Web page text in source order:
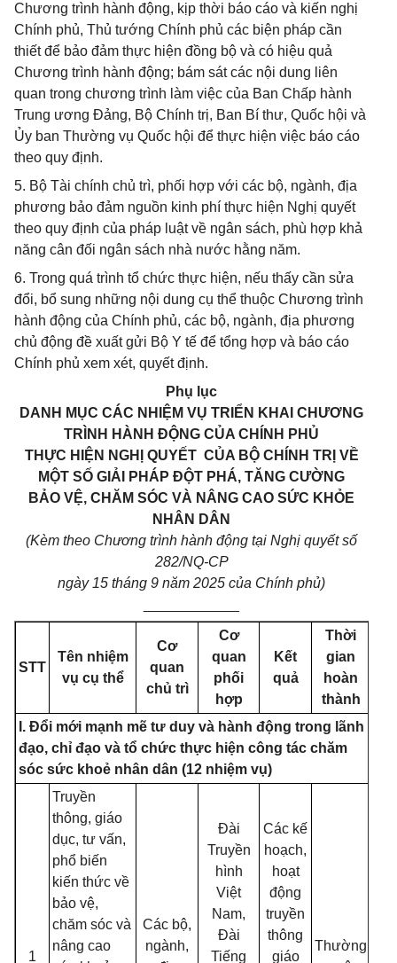
Chương trình hành động, kịp thời báo cáo và kiến nghị
Chính phủ, Thủ tướng Chính phủ các biện pháp cần
thiết để bảo đảm thực hiện đồng bộ và có hiệu quả
Chương trình hành động; bám sát các nội dung liên
quan trong chương trình làm việc của Ban Chấp hành
Trung ương Đảng, Bộ Chính trị, Ban Bí thư, Quốc hội và
Ủy ban Thường vụ Quốc hội để thực hiện việc báo cáo
theo quy định.
5. Bộ Tài chính chủ trì, phối hợp với các bộ, ngành, địa
phương bảo đảm nguồn kinh phí thực hiện Nghị quyết
theo quy định của pháp luật về ngân sách, phù hợp khả
năng cân đối ngân sách nhà nước hằng năm.
6. Trong quá trình tổ chức thực hiện, nếu thấy cần sửa
đổi, bổ sung những nội dung cụ thể thuộc Chương trình
hành động của Chính phủ, các bộ, ngành, địa phương
chủ động đề xuất gửi Bộ Y tế để tổng hợp và báo cáo
Chính phủ xem xét, quyết định.
Phụ lục
DANH MỤC CÁC NHIỆM VỤ TRIỂN KHAI CHƯƠNG
TRÌNH HÀNH ĐỘNG CỦA CHÍNH PHỦ
THỰC HIỆN NGHỊ QUYẾT CỦA BỘ CHÍNH TRỊ VỀ
MỘT SỐ GIẢI PHÁP ĐỘT PHÁ, TĂNG CƯỜNG
BẢO VỆ, CHĂM SÓC VÀ NÂNG CAO SỨC KHỎE
NHÂN DÂN
(Kèm theo Chương trình hành động tại Nghị quyết số
282/NQ-CP
ngày 15 tháng 9 năm 2025 của Chính phủ)
STT
Tên nhiệm
vụ cụ thể
Cơ
quan
chủ trì
Cơ
quan
phối
hợp
Kết
quả
Thời
gian
hoàn
thành
I. Đổi mới mạnh mẽ tư duy và hành động trong lãnh
đạo, chỉ đạo và tổ chức thực hiện công tác chăm
sóc sức khoẻ nhân dân (12 nhiệm vụ)
1
Truyền
thông, giáo
dục, tư vấn,
phổ biến
kiến thức về
bảo vệ,
chăm sóc và
nâng cao
Các bộ,
ngành,
Đài
Truyền
hình
Việt
Nam,
Đài
Tiếng
Các kế
hoạch,
hoạt
động
truyền
thông
giáo
Thường